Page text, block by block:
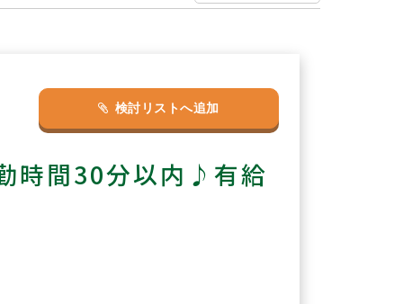
検討リストへ追加
時間30分以内♪有給